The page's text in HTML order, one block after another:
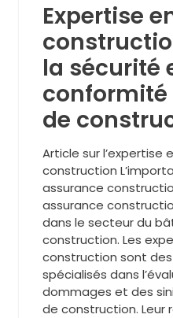
Expertise
la sécurité
conformité
de
Article sur l’expertise
construction
assurance
assurance
dans le secteur du
construction. Les
construction sont
spécialisés dans
dommages et des
de construction. Leur